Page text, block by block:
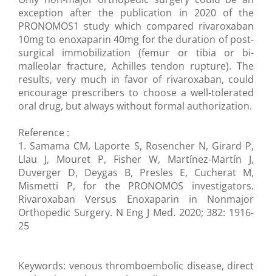
exception after the publication in 2020 of the
PRONOMOS1 study which compared rivaroxaban
10mg to enoxaparin 40mg for the duration of post-
surgical immobilization (femur or tibia or bi-
malleolar fracture, Achilles tendon rupture). The
results, very much in favor of rivaroxaban, could
encourage prescribers to choose a well-tolerated
oral drug, but always without formal authorization.
Reference :
1. Samama CM, Laporte S, Rosencher N, Girard P,
Llau J, Mouret P, Fisher W, Martínez-Martín J,
Duverger D, Deygas B, Presles E, Cucherat M,
Mismetti P, for the PRONOMOS investigators.
Rivaroxaban Versus Enoxaparin in Nonmajor
Orthopedic Surgery. N Eng J Med. 2020; 382: 1916-
25
Keywords: venous thromboembolic disease, direct